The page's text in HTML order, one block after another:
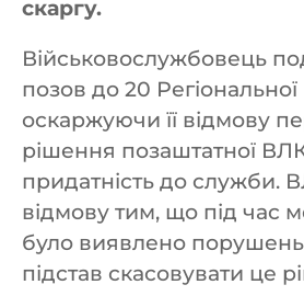
скаргу.
Військовослужбовець
позов до 20
оскаржуючи її відмову
рішення позаштатної
придатність до служби.
відмову тим, що під час
було виявлено порушень
підстав скасовувати це